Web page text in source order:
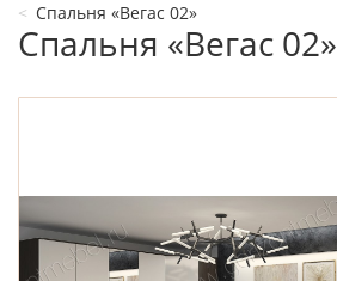
Спальня «Вегас 02»
Спальня «Вегас 02»